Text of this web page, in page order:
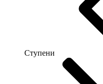
Ступени